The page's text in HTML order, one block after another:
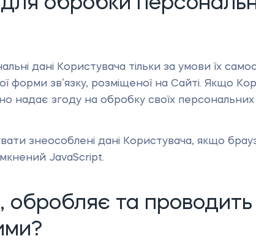
дані Користувача тільки за умови їх
форми звʼязку, розміщеної на Сайті. Якщо
надає згоду на обробку своїх
знеособлені дані Користувача, якщо
JavaScript.
та проводить